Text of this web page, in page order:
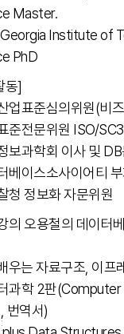
Master.
Institute of
PhD
동]
업표준심의위원(비
준전문위원 ISO/
보과학회 이사 및
베이스소사이어티
청 정보화 자문위원
의 오용철의 데이터
우는 자료구조, 이프
과학 2판
번역서)